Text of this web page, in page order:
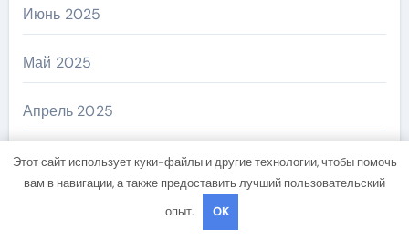
Июнь 2025
Май 2025
Апрель 2025
Март 2025
Этот сайт использует куки-файлы и другие технологии, чтобы помочь
вам в навигации, а также предоставить лучший пользовательский
опыт.
OK